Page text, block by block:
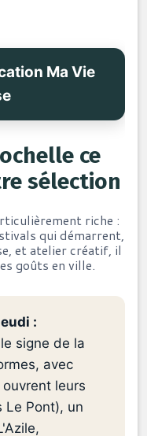
Ma Vie
ce
sélection
riche :
qui démarrent,
et atelier créatif, il
goûts en ville.
:
signe de la
avec
leurs
Le Pont), un